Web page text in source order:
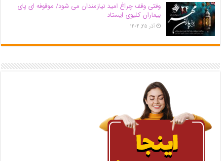
وقتی وقف چراغ امید نیازمندان می شود/ موقوفه ای پای
بیماران کلیوی ایستاد
آذر ۲۵, ۱۴۰۴